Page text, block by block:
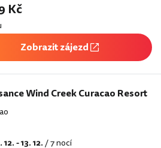
Kč
Zobrazit zájezd
Wind Creek Curacao Resort
- 13. 12./ 7 nocí